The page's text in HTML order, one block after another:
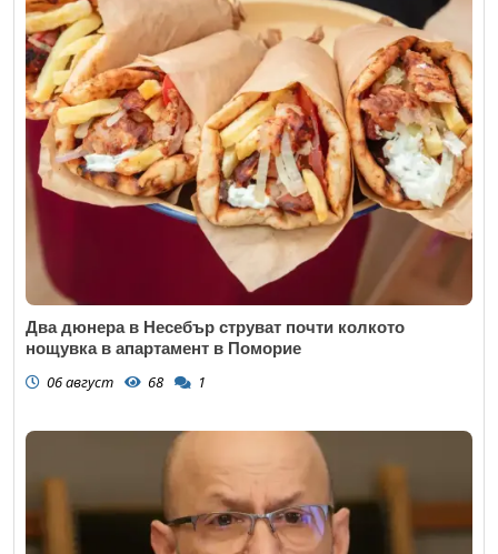
Два дюнера в Несебър струват почти колкото
нощувка в апартамент в Поморие
06 август 68 1